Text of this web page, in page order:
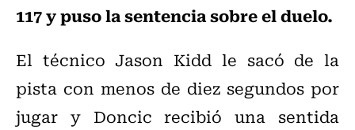
117 y puso la sentencia sobre el duelo.
El técnico Jason Kidd le sacó de la
pista con menos de diez segundos por
jugar y Doncic recibió una sentida